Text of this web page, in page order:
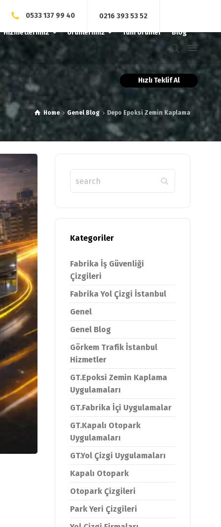
0533 137 99 40
0216 393 53 52
Hizmetlerimiz
Ürünlerimiz Tüm Ürünler Blog
Hızlı Teklif Al
Home Genel Blog Depo Epoksi Zemin Kaplama
Kategoriler
Fabrika İş Güvenliği
Çizgileri
Fabrika Yol Çizgi İstanbul
Genel
Genel Blog
Görkem Trafik İstanbul
Hizmetler
GT.Epoksi Zemin Kaplama
Uygulamaları
GT.Fabrika İçi Uygulamalar
GT.Kapalı Otopark
Uygulamaları
GT.Yol Çizgi Uygulamaları
Kapalı Otopark
Otopark Çizgileri
Park Yeri Çizgileri